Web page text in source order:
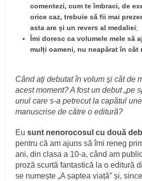
comentezi, cum te îmbraci, de
orice caz, trebuie să fii mai
asta are și un revers al medaliei;
Îmi doresc ca volumele mele să
mulți oameni, nu neapărat în cât
Când aţi debutat în volum şi cât de
acest moment? A fost un debut „pe
unul care s-a petrecut la capătul
manuscrise de către o editură?
Eusunt nenorocosul cu două
pentru că am ajuns să îmi reneg
ani, din clasa a 10-a, când am
proză scurtă fantastică la o editură
se numește „A șaptea viață” și,